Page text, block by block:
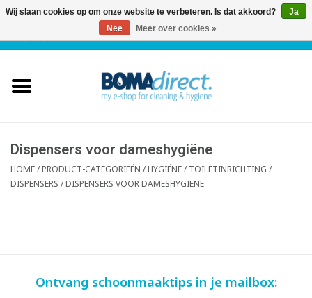
Klantenservice
Blog
Dispensers voor dameshygiëne
HOME/PRODUCT-CATEGORIEËN /HYGIËNE / TOILETINRICHTING /
DISPENSERS /DISPENSERS VOOR DAMESHYGIËNE
Ontvang schoonmaaktips in je mailbox:
Wij slaan cookies op om onze website te verbeteren. Is dat akkoord?
Ja
Nee
Meer over cookies »